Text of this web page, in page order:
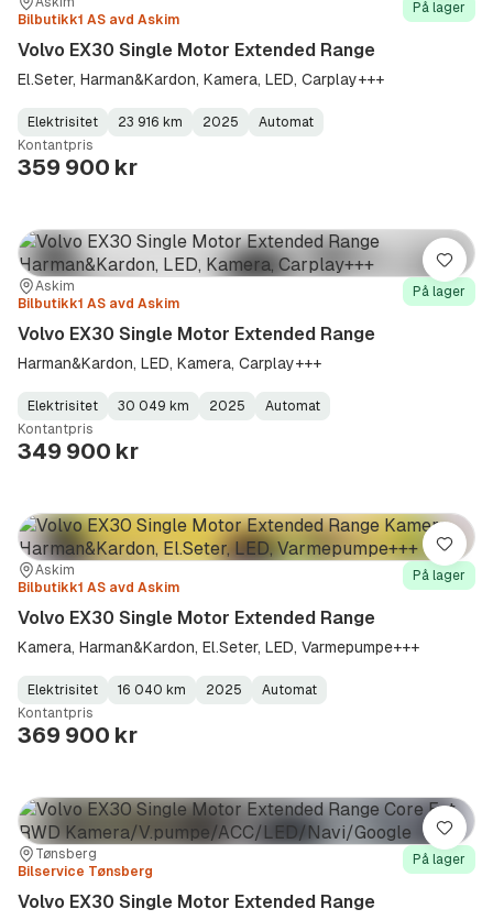
Bilbutikk1 AS avd Askim
På lager
Volvo EX30 Single Motor Extended Range
El.Seter, Harman&Kardon, Kamera, LED, Carplay+++
Fuel
Type:
Elektrisitet
Kilometerstand:
23 916 km
Model
Year:
2025
Gearbox
Type:
Automat
Kontantpris
359 900 kr
Sted:
Askim
Forhandler:
Bilbutikk1 AS avd Askim
På lager
Volvo EX30 Single Motor Extended Range
Harman&Kardon, LED, Kamera, Carplay+++
Fuel
Type:
Elektrisitet
Kilometerstand:
30 049 km
Model
Year:
2025
Gearbox
Type:
Automat
Kontantpris
349 900 kr
Lagre
Sted:
Askim
Forhandler:
Bilbutikk1 AS avd Askim
På lager
Volvo EX30 Single Motor Extended Range
Kamera, Harman&Kardon, El.Seter, LED, Varmepumpe+++
Fuel
Type:
Elektrisitet
Kilometerstand:
16 040 km
Model
Year:
2025
Gearbox
Type:
Automat
Kontantpris
369 900 kr
Lagre
Sted:Tønsberg
Forhandler:
Bilservice Tønsberg
På lager
Volvo EX30 Single Motor Extended Range
Lagre